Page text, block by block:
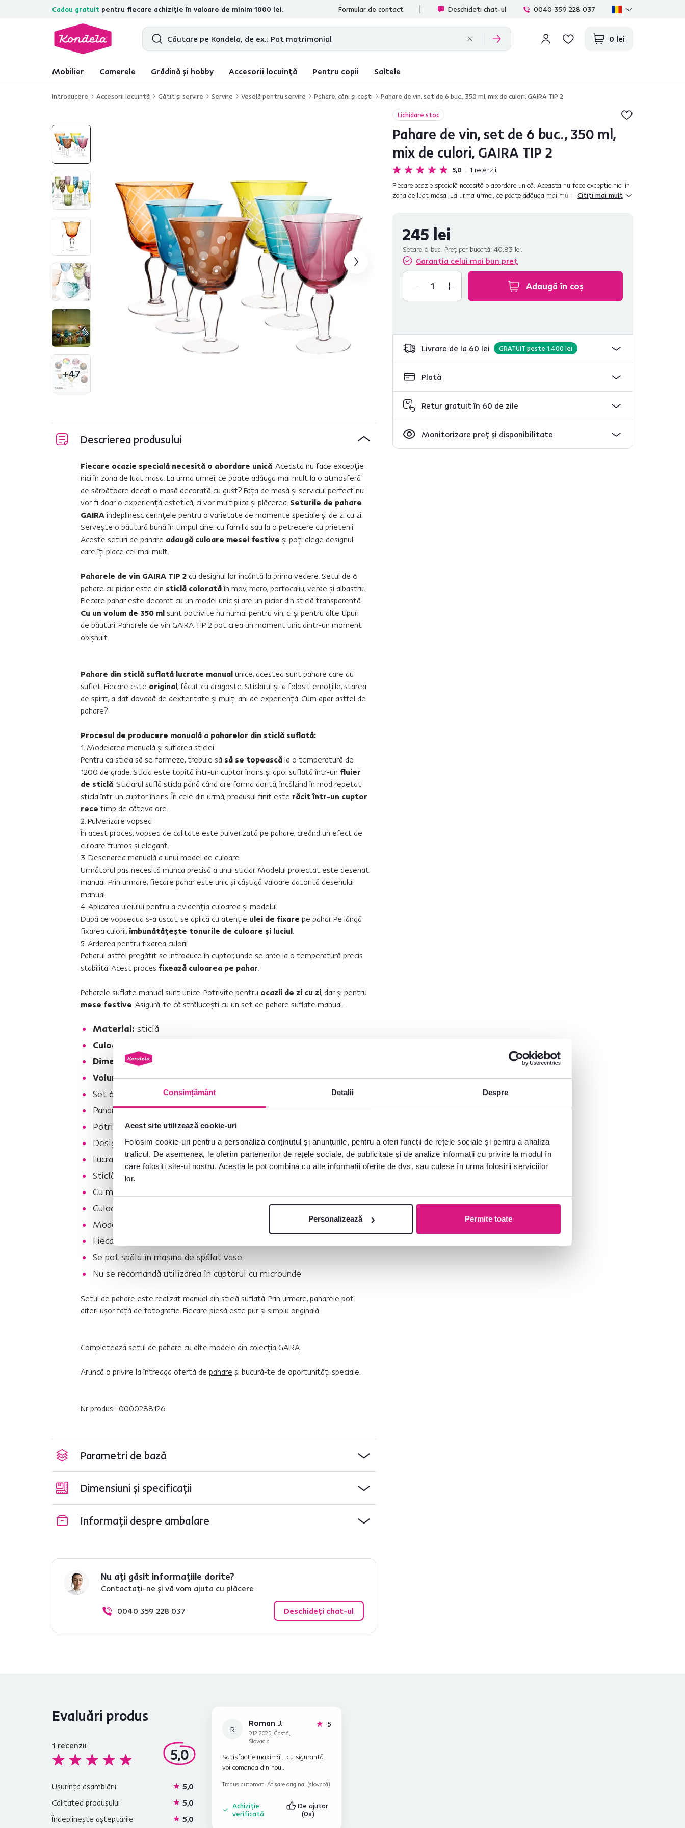
Consimțământ Detalii Despre
Acest site utilizează cookie-uri
Folosim cookie-uri pentru a personaliza conținutul și anunțurile, pentru a oferi funcții de rețele sociale și pentru a analiza
traficul. De asemenea, le oferim partenerilor de rețele sociale, de publicitate și de analize informații cu privire la modul în
care folosiți site-ul nostru. Aceștia le pot combina cu alte informații oferite de dvs. sau culese în urma folosirii serviciilor
lor.
Personalizează Permite toate
Cadou gratuit pentru fiecare achiziție în valoare de minim 1000 lei.
4,7 31.157recenzii de produs verificate Formular de contact Deschideți chat-ul 0040 359 228 037
0 lei
Mobilier Camerele Grădină și hobby Accesorii locuință Pentru copii Saltele
Introducere Accesorii locuinţă Gătit şi servire Servire Veselă pentru servire Pahare, căni şi ceşti Pahare de vin, set de 6 buc., 350 ml, mix de culori, GAIRA TIP 2
+47
Lichidare stoc
Pahare de vin, set de 6 buc., 350 ml,
mix de culori, GAIRA TIP 2
5,0 1 recenzii
Fiecare ocazie specială necesită o abordare unică. Aceasta nu face excepţie nici în
zona de luat masa. La urma urmei, ce poate adăuga mai mult la o atmosferă de
Citiți mai mult
245 lei
Setare 6 buc. Preț per bucată: 40,83 lei.
Garanția celui mai bun preț
Adaugă în coș
Livrare de la 60 lei GRATUIT peste 1.400 lei
Plată
Retur gratuit în 60 de zile
Monitorizare preț și disponibilitate
Descrierea produsului
Fiecare ocazie specială necesită o abordare unică. Aceasta nu face excepţie
nici în zona de luat masa. La urma urmei, ce poate adăuga mai mult la o atmosferă
de sărbătoare decât o masă decorată cu gust? Faţa de masă şi serviciul perfect nu
vor fi doar o experienţă estetică, ci vor multiplica şi plăcerea. Seturile de pahare
GAIRAîndeplinesc cerinţele pentru o varietate de momente speciale şi de zi cu zi.
Serveşte o băutură bună în timpul cinei cu familia sau la o petrecere cu prietenii.
Aceste seturi de pahare adaugă culoare mesei festive şi poţi alege designul
care îţi place cel mai mult.
Paharele de vin GAIRA TIP 2 cu designul lor încântă la prima vedere. Setul de 6
pahare cu picior este din sticlă coloratăîn mov, maro, portocaliu, verde şi albastru.
Fiecare pahar este decorat cu un model unic şi are un picior din sticlă transparentă.
Cu un volum de 350 ml sunt potrivite nu numai pentru vin, ci şi pentru alte tipuri
de băuturi. Paharele de vin GAIRA TIP 2 pot crea un moment unic dintr-un moment
obişnuit.
Pahare din sticlă suflată lucrate manual unice, acestea sunt pahare care au
suflet. Fiecare este original, făcut cu dragoste. Sticlarul şi-a folosit emoţiile, starea
de spirit, a dat dovadă de dexteritate şi mulţi ani de experienţă. Cum apar astfel de
pahare?
Procesul de producere manuală a paharelor din sticlă suflată:
1. Modelarea manuală şi suflarea sticlei
Pentru ca sticla să se formeze, trebuie să să se topească la o temperatură de
1200 de grade. Sticla este topită într-un cuptor încins şi apoi suflată într-un fluier
de sticlă. Sticlarul suflă sticla până când are forma dorită, încălzind în mod repetat
sticla într-un cuptor încins. În cele din urmă, produsul finit este răcit într-un cuptor
rece timp de câteva ore.
2. Pulverizare vopsea
În acest proces, vopsea de calitate este pulverizată pe pahare, creând un efect de
culoare frumos şi elegant.
3. Desenarea manuală a unui model de culoare
Următorul pas necesită munca precisă a unui sticlar. Modelul proiectat este desenat
manual. Prin urmare, fiecare pahar este unic şi câştigă valoare datorită desenului
manual.
4. Aplicarea uleiului pentru a evidenţia culoarea şi modelul
După ce vopseaua s-a uscat, se aplică cu atenţie ulei de fixare pe pahar. Pe lângă
fixarea culorii,îmbunătăţeşte tonurile de culoare şi luciul.
5. Arderea pentru fixarea culorii
Paharul astfel pregătit se introduce în cuptor, unde se arde la o temperatură precis
stabilită. Acest proces fixează culoarea pe pahar.
Paharele suflate manual sunt unice. Potrivite pentru ocazii de zi cu zi, dar şi pentru
mese festive. Asigură-te că străluceşti cu un set de pahare suflate manual.
Material: sticlă
Culoare:
Dimensiuni (diametru x Î):
Volum pahar:350 ml
Set 6 pahare
Pahare de vin
Potrivite şi pentru alte tipuri de băuturi
Design unic colorat cu model floral
Lucrate manual
Sticlă suflată lucrată manual
Cu model şi culoare
Culoarea fixată prin ardere la temperatură ridicată
Modelul este imprimat manual pe pahare
Fiecare piesă este unică
Se pot spăla în maşina de spălat vase
Nu se recomandă utilizarea în cuptorul cu microunde
Setul de pahare este realizat manual din sticlă suflată. Prin urmare, paharele pot
diferi uşor faţă de fotografie. Fiecare piesă este pur şi simplu originală.
Completează setul de pahare cu alte modele din colecţia GAIRA.
Aruncă o privire la întreaga ofertă de pahare şi bucură-te de oportunităţi speciale.
Nr. produs : 0000288126
Parametri de bază
Dimensiuni și specificații
Informații despre ambalare
Nu ați găsit informațiile dorite?
Contactați-ne și vă vom ajuta cu plăcere
0040 359 228 037 Deschideți chat-ul
Evaluări produs
5,0
1 recenzii
Ușurința asamblării
5,0
Calitatea produsului
5,0
Îndeplinește așteptările
5,0
R
Roman J.
9.12.2025, Častá,
Slovacia
5stele
Satisfacție maximă... cu siguranță
voi comanda din nou...
Tradus automat. Afișare original (slovacă)
Achiziție
verificată
De ajutor
(0x)